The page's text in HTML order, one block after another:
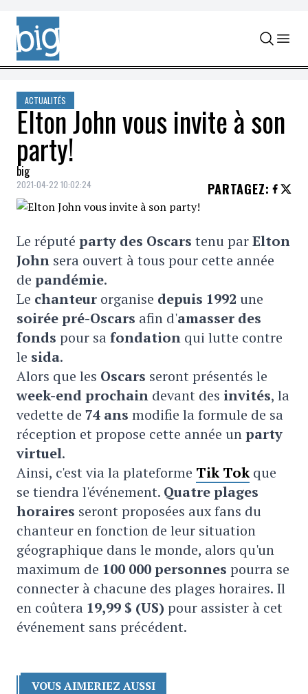
Skip to content
ACTUALITÉS
Elton John vous invite à son
party!
big
2021-04-22 10:02:24 PARTAGEZ:
Le réputé party des Oscars tenu parElton
John sera ouvert à tous pour cette année
de pandémie.
Le chanteur organise depuis 1992 une
soirée pré-Oscars afin d'amasser des
fonds pour safondation qui lutte contre
le sida.
Alors que les Oscars seront présentés le
week-end prochain devant des invités, la
vedette de 74 ans modifie la formule de sa
réception et propose cette année unparty
virtuel.
Ainsi, c'est via la plateforme Tik Tokque
se tiendra l'événement. Quatre plages
horaires seront proposées aux fans du
chanteur en fonction de leur situation
géographique dans le monde, alors qu'un
maximum de 100 000 personnes pourra se
connecter à chacune des plages horaires. Il
en coûtera 19,99 $ (US) pour assister à cet
événement sans précédent.
VOUS AIMERIEZ AUSSI